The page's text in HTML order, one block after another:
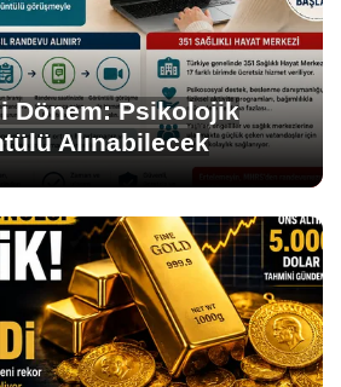
Dönem: Psikolojik
Alınabilecek